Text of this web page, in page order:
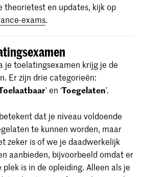
theorietest en updates, kijk op
exams.
je toelatingsexamen krijg je de
Er zijn drie categorieën:
’ en ‘Toegelaten’.
betekent dat je niveau voldoende
te kunnen worden, maar
zeker is of we je daadwerkelijk
aanbieden, bijvoorbeeld omdat er
is in de opleiding. Alleen als je